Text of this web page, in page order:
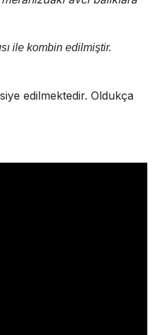
ile kombin edilmiştir.
edilmektedir. Oldukça